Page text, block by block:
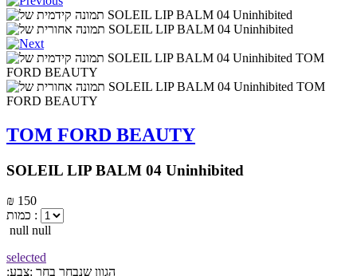
TOM FORD BEAUTY
SOLEIL LIP BALM 04 Uninhibited
₪ 150
כמות :
null null
selected
:הגוון שנבחר בחר :צבע